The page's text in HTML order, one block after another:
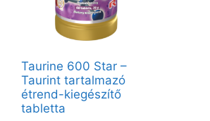
Taurine 600 Star –
Taurint tartalmazó
étrend-kiegészítő
tabletta